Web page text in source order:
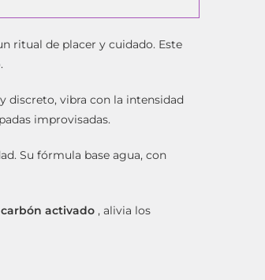
ritual de placer y cuidado. Este
discreto, vibra con la intensidad
improvisadas.
Su fórmula base agua, con
activado , alivia los